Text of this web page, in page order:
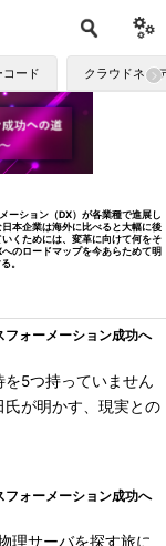
コード クラウドネイ
ーション（DX）が各業種で進展し
本企業は海外に比べると大幅に後
くためには、変革に向けて何をそ
のロードマップを今あらためて明
。
ォーメーション成功へ
5つ持っていません
が明かす、現実との
ォーメーション成功へ
理サーバを探す旅に